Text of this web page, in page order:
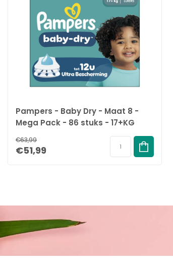
Pampers - Baby Dry - Maat 8 -
Mega Pack - 86 stuks - 17+KG
€63,99
€51,99